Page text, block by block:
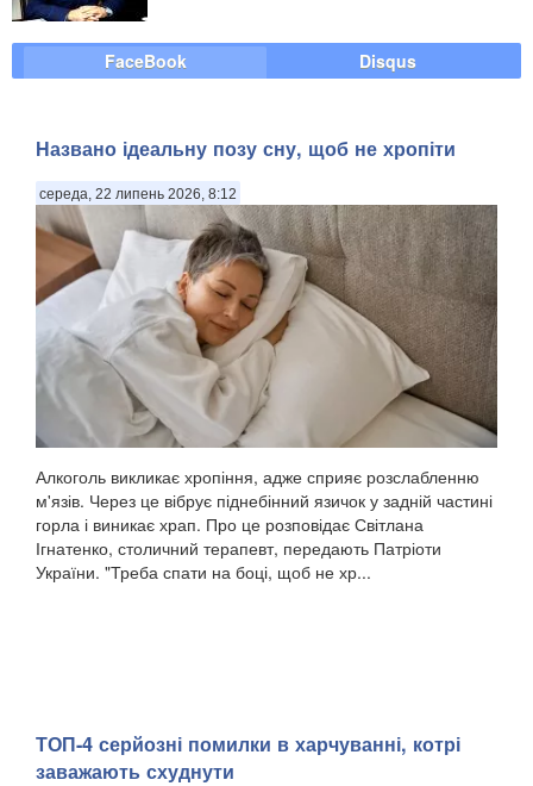
FaceBook Disqus
Названо ідеальну позу сну, щоб не хропіти
середа, 22 липень 2026, 8:12
Алкоголь викликає хропіння, адже сприяє розслабленню
м'язів. Через це вібрує піднебінний язичок у задній частині
горла і виникає храп. Про це розповідає Світлана
Ігнатенко, столичний терапевт, передають Патріоти
України. "Треба спати на боці, щоб не хр...
ТОП-4 серйозні помилки в харчуванні, котрі
заважають схуднути